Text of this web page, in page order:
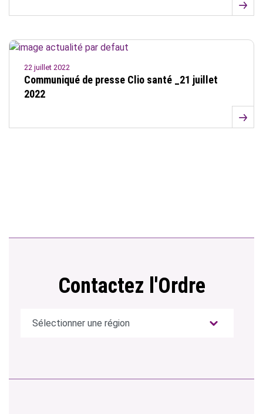
22 juillet 2022
Communiqué de presse Clio santé _21 juillet
2022
Contactez l'Ordre